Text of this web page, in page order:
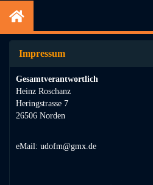
Impressum
Gesamtverantwortlich
Heinz Roschanz
Heringstrasse 7
26506 Norden
eMail: udofm@gmx.de